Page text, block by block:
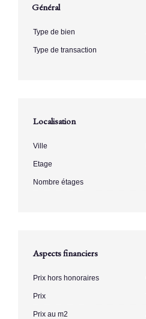
Général
Type de bien
Type de transaction
Localisation
Ville
Etage
Nombre étages
Aspects financiers
Prix hors honoraires
Prix
Prix au m2